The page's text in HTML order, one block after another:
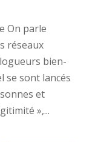
On parle
réseaux
bien-
se sont lancés
et
»,...